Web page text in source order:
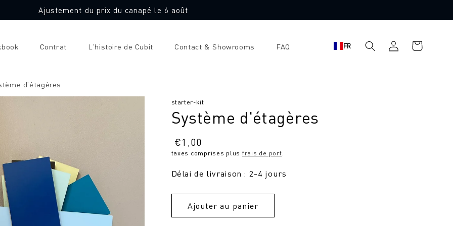
Ajustement du prix du canapé le 6 août
Contrat L'histoire de Cubit Contact & Showrooms FAQ FR
connecter
Panier
d'achat
d'étagères
SKU
:
starter-kit
Système d'étagères
Prix
normal
€1,00
taxes comprises plus frais de port.
Délai de livraison : 2-4 jours
Ajouter au panier